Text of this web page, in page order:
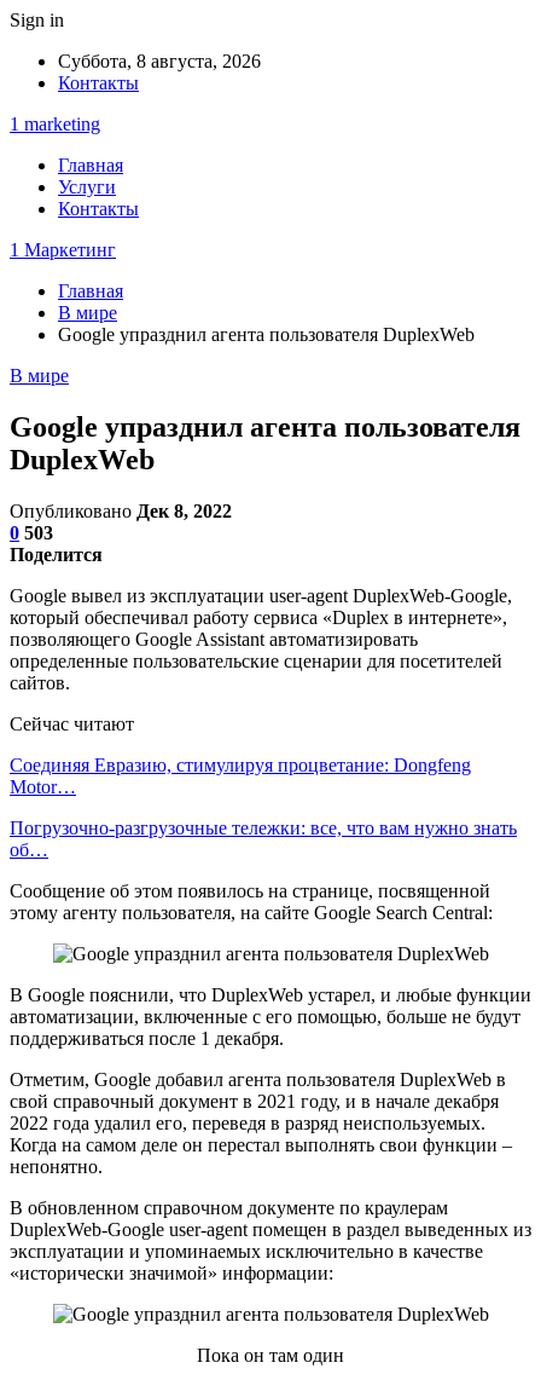
Sign in
Суббота, 8 августа, 2026
Контакты
1 marketing
Главная
Услуги
Контакты
1 Маркетинг
Главная
В мире
Google упразднил агента пользователя DuplexWeb
В мире
Google упразднил агента пользователя
DuplexWeb
Опубликовано Дек 8, 2022
0 503
Поделится
Google вывел из эксплуатации user-agent DuplexWeb-Google,
который обеспечивал работу сервиса «Duplex в интернете»,
позволяющего Google Assistant автоматизировать
определенные пользовательские сценарии для посетителей
сайтов.
Сейчас читают
Соединяя Евразию, стимулируя процветание: Dongfeng
Motor…
Погрузочно-разгрузочные тележки: все, что вам нужно знать
об…
Сообщение об этом появилось на странице, посвященной
этому агенту пользователя, на сайте Google Search Central:
В Google пояснили, что DuplexWeb устарел, и любые функции
автоматизации, включенные с его помощью, больше не будут
поддерживаться после 1 декабря.
Отметим, Google добавил агента пользователя DuplexWeb в
свой справочный документ в 2021 году, и в начале декабря
2022 года удалил его, переведя в разряд неиспользуемых.
Когда на самом деле он перестал выполнять свои функции –
непонятно.
В обновленном справочном документе по краулерам
DuplexWeb-Google user-agent помещен в раздел выведенных из
эксплуатации и упоминаемых исключительно в качестве
«исторически значимой» информации:
Пока он там один